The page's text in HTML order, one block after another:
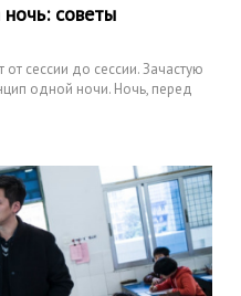
советы
сессии до сессии. Зачастую
одной ночи. Ночь, перед